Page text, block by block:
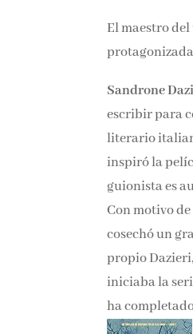
El maestro
Sandrone
escribir para
literario
inspiró la
guionista es
Con motivo
cosechó un
propio
iniciaba la
ha